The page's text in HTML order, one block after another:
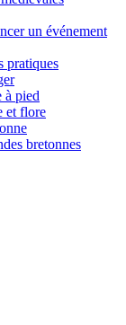
un événement
pratiques
à pied
et flore
bretonnes